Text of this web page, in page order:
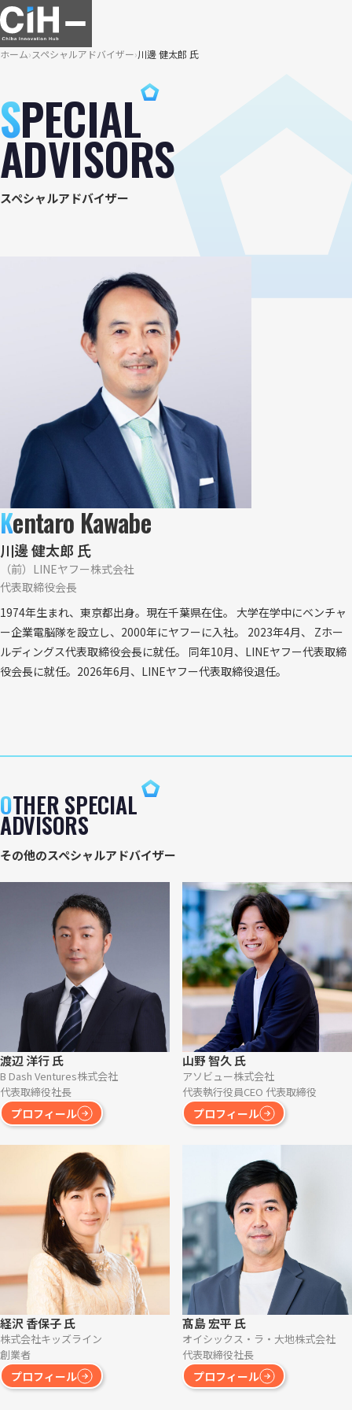
ホーム スペシャルアドバイザー 川邊 健太郎 氏
SPECIAL
ADVISORS
スペシャルアドバイザー
Kentaro Kawabe
川邊 健太郎 氏
（前）LINEヤフー株式会社
代表取締役会長
1974年生まれ、東京都出身。現在千葉県在住。 大学在学中にベンチャ
ー企業電脳隊を設立し、2000年にヤフーに入社。 2023年4月、 Zホー
ルディングス代表取締役会長に就任。 同年10月、LINEヤフー代表取締
役会長に就任。2026年6月、LINEヤフー代表取締役退任。
OTHER SPECIAL
ADVISORS
その他のスペシャルアドバイザー
渡辺 洋行 氏
B Dash Ventures株式会社
代表取締役社長
プロフィール
山野 智久 氏
アソビュー株式会社
代表執行役員CEO 代表取締役
プロフィール
経沢 香保子 氏
株式会社キッズライン
創業者
プロフィール
髙島 宏平 氏
オイシックス・ラ・大地株式会社
代表取締役社長
プロフィール